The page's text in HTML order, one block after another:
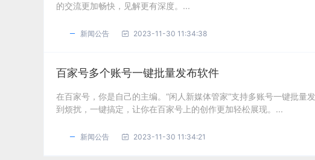
的交流更加畅快，见解更有深度。...
新闻公告 2023-11-30 11:34:38
百家号多个账号一键批量发布软件
在百家号，你是自己的主编。“闲人新媒体管家”支持多账号一键批
到烦扰，一键搞定，让你在百家号上的创作更加轻松展现。...
新闻公告 2023-11-30 11:34:21